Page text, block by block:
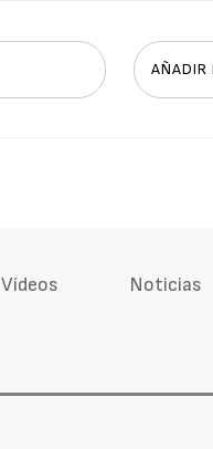
AÑADIR
Vídeos Noticias